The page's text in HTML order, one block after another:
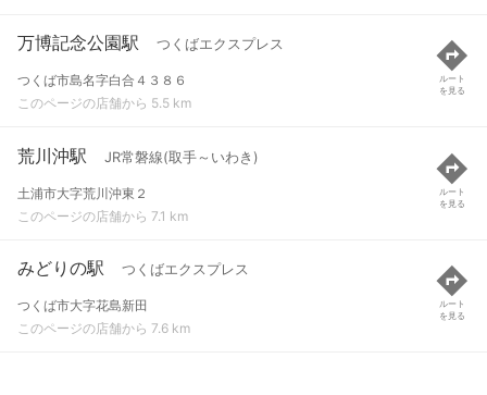
万博記念公園駅 つくばエクスプレス
つくば市島名字白合４３８６
このページの店舗から 5.5 km
ルート
を見る
荒川沖駅 JR常磐線(取手～いわき)
土浦市大字荒川沖東２
このページの店舗から 7.1 km
ルート
を見る
みどりの駅 つくばエクスプレス
つくば市大字花島新田
このページの店舗から 7.6 km
ルート
を見る